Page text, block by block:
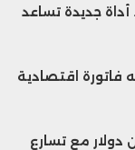
أداة جديدة تساعد
اقتصادية
تقترب من 3.42 تريليون دولار مع تسارع